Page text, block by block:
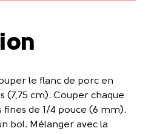
le flanc de porc en
(7,75 cm). Couper chaque
fines de 1/4 pouce (6 mm).
bol. Mélanger avec la